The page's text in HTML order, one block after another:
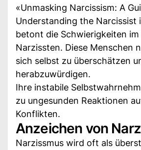
«Unmasking Narcissism: A
Understanding the Narcissist
betont die Schwierigkeiten
Narzissten. Diese Menschen
sich selbst zu überschätzen
herabzuwürdigen.
Ihre instabile
zu ungesunden Reaktionen
Konflikten.
Anzeichen von
Narzissmus wird oft als